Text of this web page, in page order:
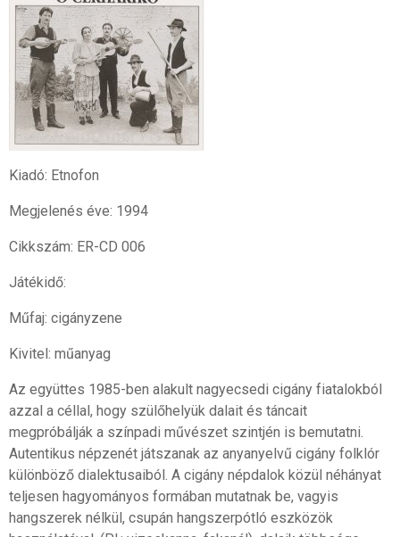
Kiadó: Etnofon
Megjelenés éve: 1994
Cikkszám: ER-CD 006
Játékidő:
Műfaj: cigányzene
Kivitel: műanyag
Az együttes 1985-ben alakult nagyecsedi cigány fiatalokból
azzal a céllal, hogy szülőhelyük dalait és táncait
megpróbálják a színpadi művészet szintjén is bemutatni.
Autentikus népzenét játszanak az anyanyelvű cigány folklór
különböző dialektusaiból. A cigány népdalok közül néhányat
teljesen hagyományos formában mutatnak be, vagyis
hangszerek nélkül, csupán hangszerpótló eszközök